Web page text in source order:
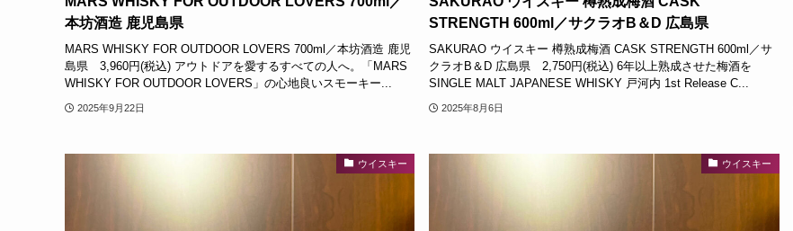
本坊酒造 鹿児島県
MARS WHISKY FOR OUTDOOR LOVERS 700ml／本坊酒造 鹿児
島県 3,960円(税込) アウトドアを愛するすべての人へ。「MARS
WHISKY FOR OUTDOOR LOVERS」の心地良いスモーキー...
2025年9月22日
STRENGTH 600ml／サクラオB＆D 広島県
SAKURAO ウイスキー 樽熟成梅酒 CASK STRENGTH 600ml／サ
クラオB＆D 広島県 2,750円(税込) 6年以上熟成させた梅酒を
SINGLE MALT JAPANESE WHISKY 戸河内 1st Release C...
2025年8月6日
ウイスキー ウイスキー